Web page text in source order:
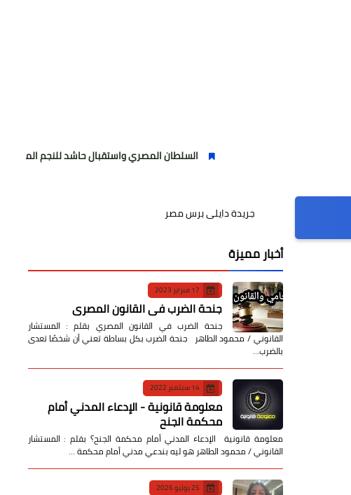
السلطان المصري واستقبال حاشد للنجم المصري
جريدة دايلى برس مصر
أخبار مميزة
17 فبراير 2023
جنحة الضرب في القانون المصري
جنحة الضرب في القانون المصري بقلم : المستشار
القانوني / محمود الطاهر جنحة الضرب بكل بساطة تعني أن شخصًا تعدى
بالضرب…
14 سبتمبر 2022
معلومة قانونية - الإدعاء المدني أمام
محكمة الجنح
معلومة قانونية الإدعاء المدني أمام محكمة الجنح؟ بقلم : المستشار
القانوني / محمود الطاهر هو ليه بندعي مدني أمام محكمة …
25 يوليو 2026